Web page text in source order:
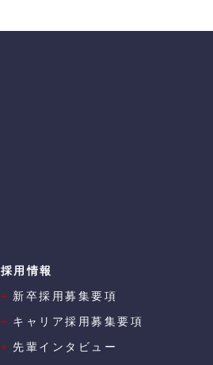
採用情報
+ 新卒採用募集要項
+ キャリア採用募集要項
+ 先輩インタビュー